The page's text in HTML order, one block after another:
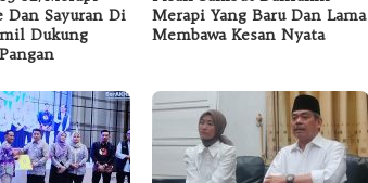
Dan Sayuran Di
Dukung
Merapi Yang Baru Dan Lama
Membawa Kesan Nyata